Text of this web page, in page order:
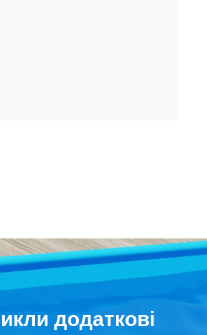
додаткові